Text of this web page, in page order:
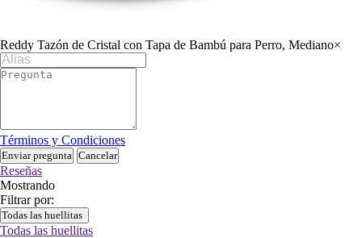
Reddy Tazón de Cristal con Tapa de Bambú para Perro, Mediano×
Términos y Condiciones
Enviar pregunta Cancelar
Reseñas
Mostrando
Filtrar por:
Todas las huellitas
Todas las huellitas